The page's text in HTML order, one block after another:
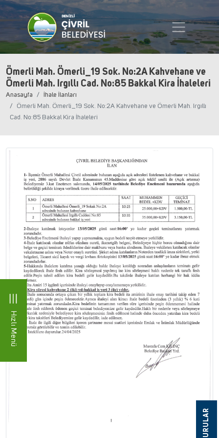
Hızlı Menü
Ömerli Mah. Ömerli_19 Sok. No:2A Kahvehane ve
Ömerli Mah. Irgıllı Cad. No:85 Bakkal Kira İhaleleri
Anasayfa
İhale İlanları
Ömerli Mah. Ömerli_19 Sok. No:2A Kahvehane ve Ömerli Mah. Irgıllı
Cad. No:85 Bakkal Kira İhaleleri